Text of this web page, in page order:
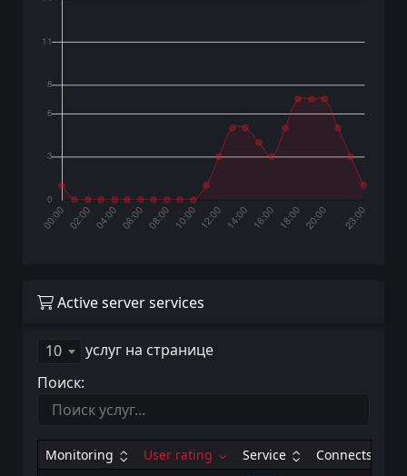
Active server services
10
услуг на странице
Поиск:
Monitoring User rating Service Connects